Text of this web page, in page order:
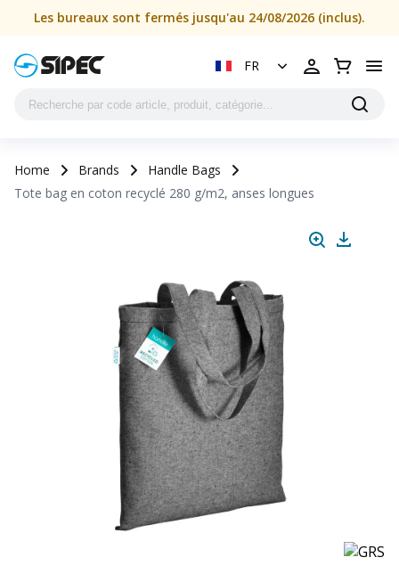
Les bureaux sont fermés jusqu'au 24/08/2026 (inclus).
FR
Home Brands
Handle Bags
Tote bag en coton recyclé 280 g/m2, anses longues